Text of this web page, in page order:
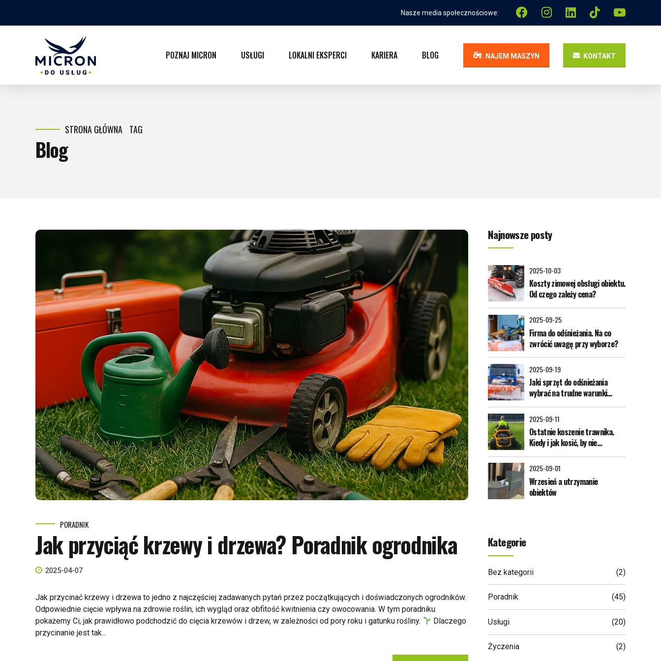
Nasze media społecznościowe:
NAJEM MASZYN KONTAKT
POZNAJ MICRON USŁUGI LOKALNI EKSPERCI KARIERA BLOG
STRONA GŁÓWNA TAG
Blog
PORADNIK
Jak przyciąć krzewy i drzewa? Poradnik ogrodnika
2025-04-07
Jak przycinać krzewy i drzewa to jedno z najczęściej zadawanych pytań przez początkujących i doświadczonych ogrodników.
Odpowiednie cięcie wpływa na zdrowie roślin, ich wygląd oraz obfitość kwitnienia czy owocowania. W tym poradniku
pokażemy Ci, jak prawidłowo podchodzić do cięcia krzewów i drzew, w zależności od pory roku i gatunku rośliny.
Dlaczego
przycinanie jest tak...
Najnowsze posty
2025-10-03
Koszty zimowej obsługi obiektu.
Od czego zależy cena?
2025-09-25
Firma do odśnieżania. Na co
zwrócić uwagę przy wyborze?
2025-09-19
Jaki sprzęt do odśnieżania
wybrać na trudne warunki
zimowe?
2025-09-11
Ostatnie koszenie trawnika.
Kiedy i jak kosić, by nie
zniszczyć trawy zimą?
2025-09-01
Wrzesień a utrzymanie
obiektów
Kategorie
Bez kategorii (2)
Poradnik (45)
Usługi (20)
Życzenia (2)